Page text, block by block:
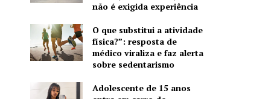
não é exigida experiência
O que substitui a atividade
física?”: resposta de
médico viraliza e faz alerta
sobre sedentarismo
Adolescente de 15 anos